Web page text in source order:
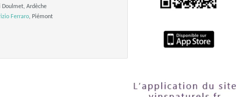
Doulmet, Ardèche
Ferraro, Piémont